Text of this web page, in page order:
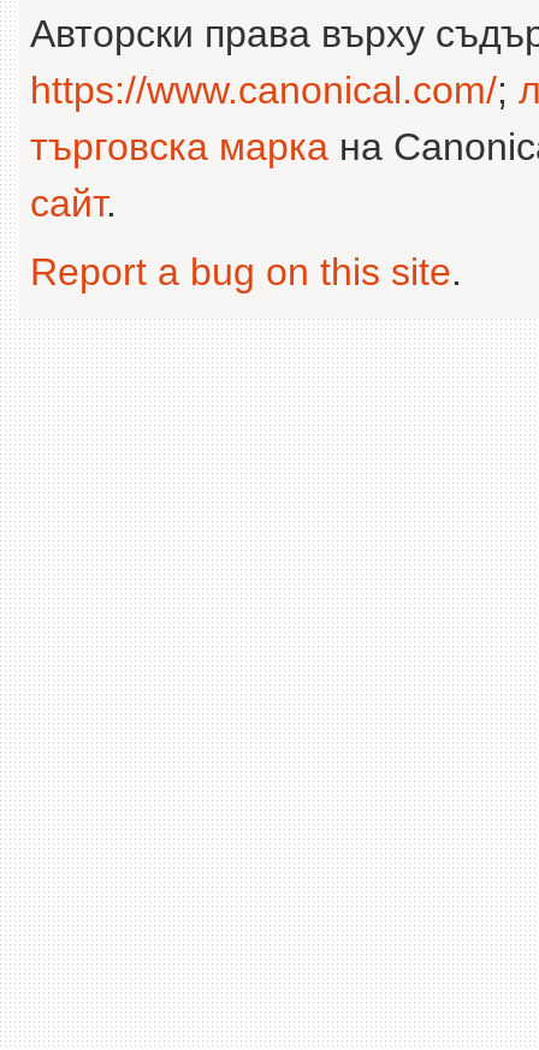
Авторски права върху
https://www.canonical.com/;
търговска марка на
сайт.
Report a bug on this site.